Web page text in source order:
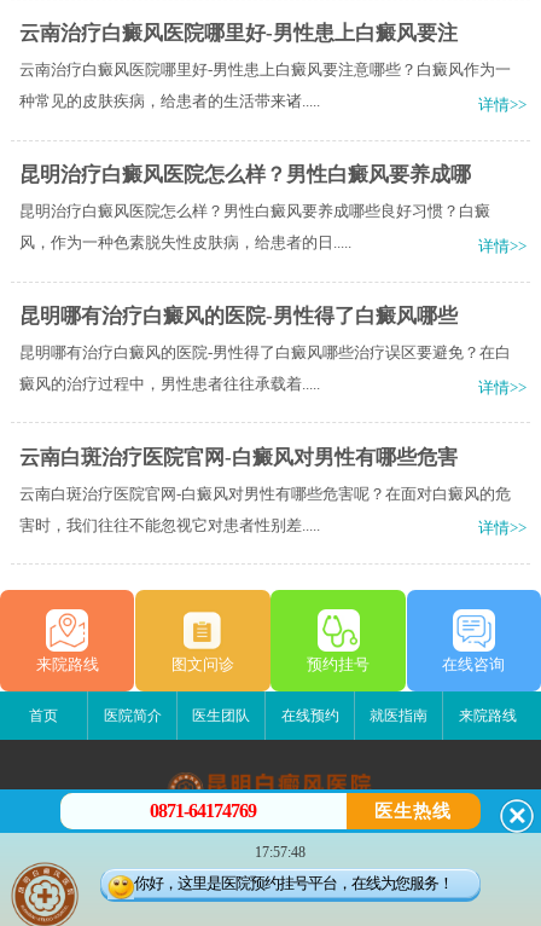
云南治疗白癜风医院哪里好-男性患上白癜风要注
云南治疗白癜风医院哪里好-男性患上白癜风要注意哪些？白癜风作为一
种常见的皮肤疾病，给患者的生活带来诸.....
详情>>
昆明治疗白癜风医院怎么样？男性白癜风要养成哪
昆明治疗白癜风医院怎么样？男性白癜风要养成哪些良好习惯？白癜
风，作为一种色素脱失性皮肤病，给患者的日.....
详情>>
昆明哪有治疗白癜风的医院-男性得了白癜风哪些
昆明哪有治疗白癜风的医院-男性得了白癜风哪些治疗误区要避免？在白
癜风的治疗过程中，男性患者往往承载着.....
详情>>
云南白斑治疗医院官网-白癜风对男性有哪些危害
云南白斑治疗医院官网-白癜风对男性有哪些危害呢？在面对白癜风的危
害时，我们往往不能忽视它对患者性别差.....
详情>>
来院路线 图文问诊 预约挂号 在线咨询
首页 医院简介 医生团队 在线预约 就医指南 来院路线
昆明白癜风医院
昆明市五华区护国路2号
版权所有：昆明白癜风医院
0871-64174769 医生热线
17:57:48
你好，这里是医院预约挂号平台，在线为您服务！